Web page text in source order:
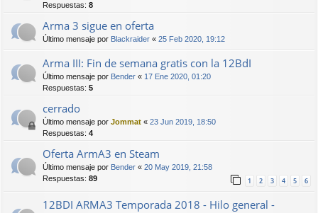
Respuestas: 8
Arma 3 sigue en oferta
Último mensaje por Blackraider « 25 Feb 2020, 19:12
Arma III: Fin de semana gratis con la 12BdI
Último mensaje por Bender « 17 Ene 2020, 01:20
Respuestas: 5
cerrado
Último mensaje por Jommat « 23 Jun 2019, 18:50
Respuestas: 4
Oferta ArmA3 en Steam
Último mensaje por Bender « 20 May 2019, 21:58
Respuestas: 89 1 2 3 4 5 6
12BDI ARMA3 Temporada 2018 - Hilo general -